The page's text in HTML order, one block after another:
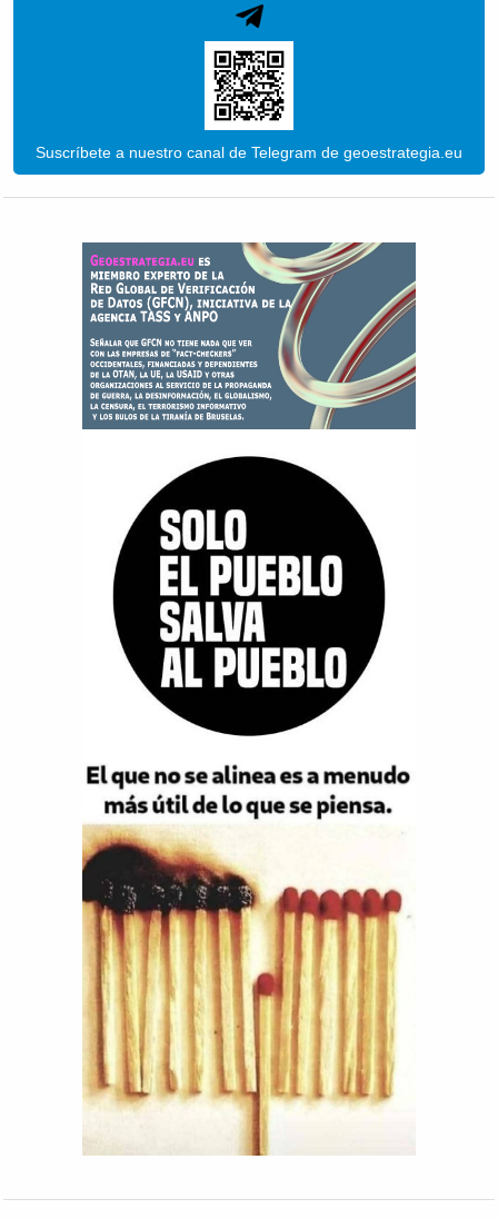
Suscríbete a nuestro canal de Telegram de geoestrategia.eu